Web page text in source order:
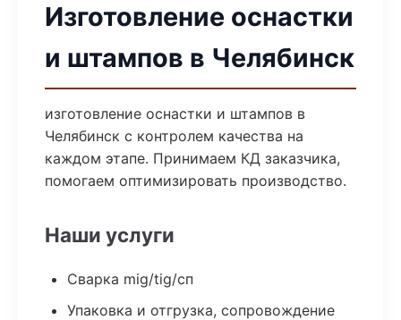
Изготовление оснастки
и штампов в Челябинск
изготовление оснастки и штампов в
Челябинск с контролем качества на
каждом этапе. Принимаем КД заказчика,
помогаем оптимизировать производство.
Наши услуги
Сварка mig/tig/сп
Упаковка и отгрузка, сопровождение